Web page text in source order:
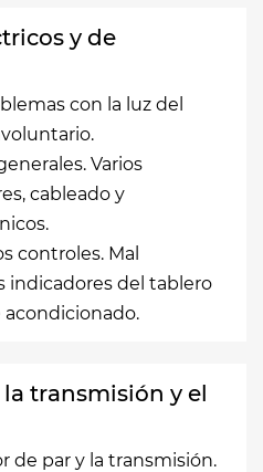
y de
con la luz del
Varios
cableado y
controles. Mal
indicadores del tablero
acondicionado.
transmisión y el
de par y la transmisión.